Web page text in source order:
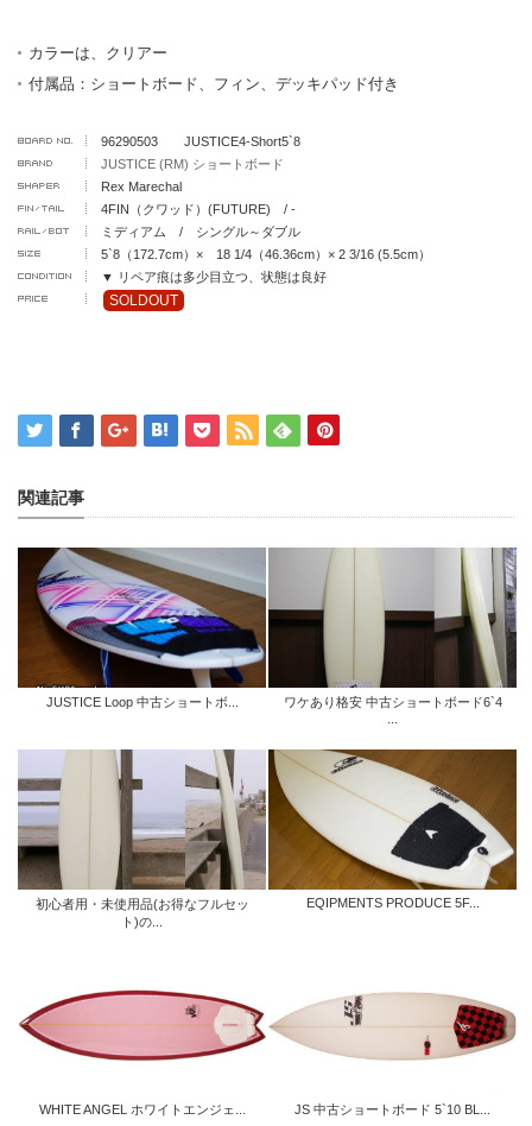
カラーは、クリアー
付属品：ショートボード、フィン、デッキパッド付き
96290503 JUSTICE4-Short5`8
JUSTICE (RM) ショートボード
Rex Marechal
4FIN（クワッド）(FUTURE) / -
ミディアム / シングル～ダブル
5`8（172.7cm）× 18 1/4（46.36cm）× 2 3/16 (5.5cm）
▼ リペア痕は多少目立つ、状態は良好
SOLDOUT
関連記事
JUSTICE Loop 中古ショートボ...
ワケあり格安 中古ショートボード6`4
初心者用・未使用品(お得なフルセッ
ト)の...
EQIPMENTS PRODUCE 5F...
WHITE ANGEL ホワイトエンジェ... JS 中古ショートボード 5`10 BL...